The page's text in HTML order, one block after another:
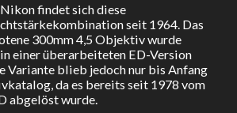
findet sich diese
seit 1964. Das
300mm 4,5 Objektiv wurde
einer überarbeiteten ED-Version
Variante blieb jedoch nur bis Anfang
da es bereits seit 1978 vom
abgelöst wurde.